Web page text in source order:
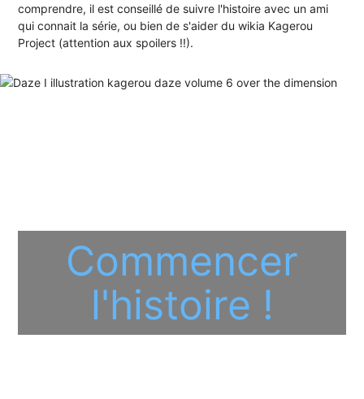
comprendre, il est conseillé de suivre l'histoire avec un ami
qui connait la série, ou bien de s'aider du wikia Kagerou
Project (attention aux spoilers !!).
Commencer
l'histoire !